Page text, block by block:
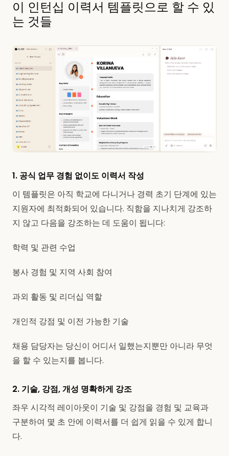
이 인턴십 이력서 템플릿으로 할 수 있
는 것들
1. 공식 업무 경험 없이도 이력서 작성
이 템플릿은 아직 학교에 다니거나 경력 초기 단계에 있는
지원자에 최적화되어 있습니다. 직함을 지나치게 강조하
지 않고 다음을 강조하는 데 도움이 됩니다:
학력 및 관련 수업
봉사 경험 및 지역 사회 참여
과외 활동 및 리더십 역할
개인적 강점 및 이전 가능한 기술
채용 담당자는 당신이 어디서 일했는지뿐만 아니라 무엇
을 할 수 있는지를 봅니다.
2. 기술, 강점, 개성 명확하게 강조
좌우 시각적 레이아웃이 기술 및 강점을 경험 및 교육과
구분하여 몇 초 안에 이력서를 더 쉽게 읽을 수 있게 합니
다.